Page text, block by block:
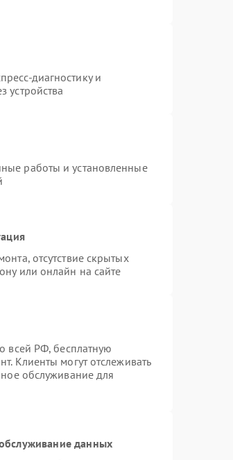
диагностику и
устройства
работы и установленные
отсутствие скрытых
или онлайн на сайте
всей РФ, бесплатную
Клиенты могут отслеживать
обслуживание для
данных